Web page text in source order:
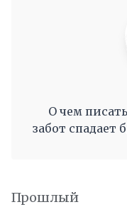
О чем
забот спадает
Прошлый